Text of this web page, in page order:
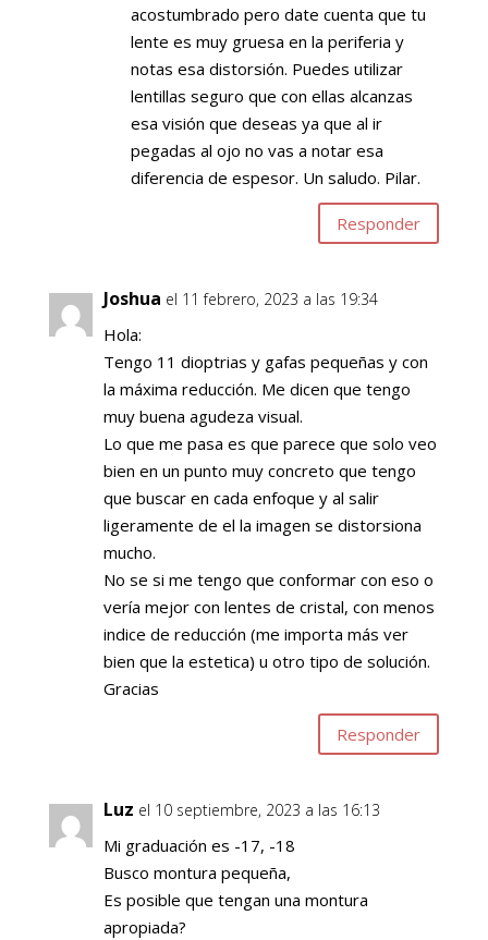
acostumbrado pero date cuenta que tu
lente es muy gruesa en la periferia y
notas esa distorsión. Puedes utilizar
lentillas seguro que con ellas alcanzas
esa visión que deseas ya que al ir
pegadas al ojo no vas a notar esa
diferencia de espesor. Un saludo. Pilar.
Responder
Joshua el 11 febrero, 2023 a las 19:34
Hola:
Tengo 11 dioptrias y gafas pequeñas y con
la máxima reducción. Me dicen que tengo
muy buena agudeza visual.
Lo que me pasa es que parece que solo veo
bien en un punto muy concreto que tengo
que buscar en cada enfoque y al salir
ligeramente de el la imagen se distorsiona
mucho.
No se si me tengo que conformar con eso o
vería mejor con lentes de cristal, con menos
indice de reducción (me importa más ver
bien que la estetica) u otro tipo de solución.
Gracias
Responder
Luz el 10 septiembre, 2023 a las 16:13
Mi graduación es -17, -18
Busco montura pequeña,
Es posible que tengan una montura
apropiada?